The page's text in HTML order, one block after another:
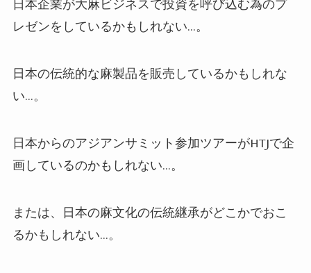
日本企業が大麻ビジネスで投資を呼び込む為のプ
レゼンをしているかもしれない…。
日本の伝統的な麻製品を販売しているかもしれな
い…。
日本からのアジアンサミット参加ツアーがHTJで企
画しているのかもしれない…。
または、日本の麻文化の伝統継承がどこかでおこ
るかもしれない…。